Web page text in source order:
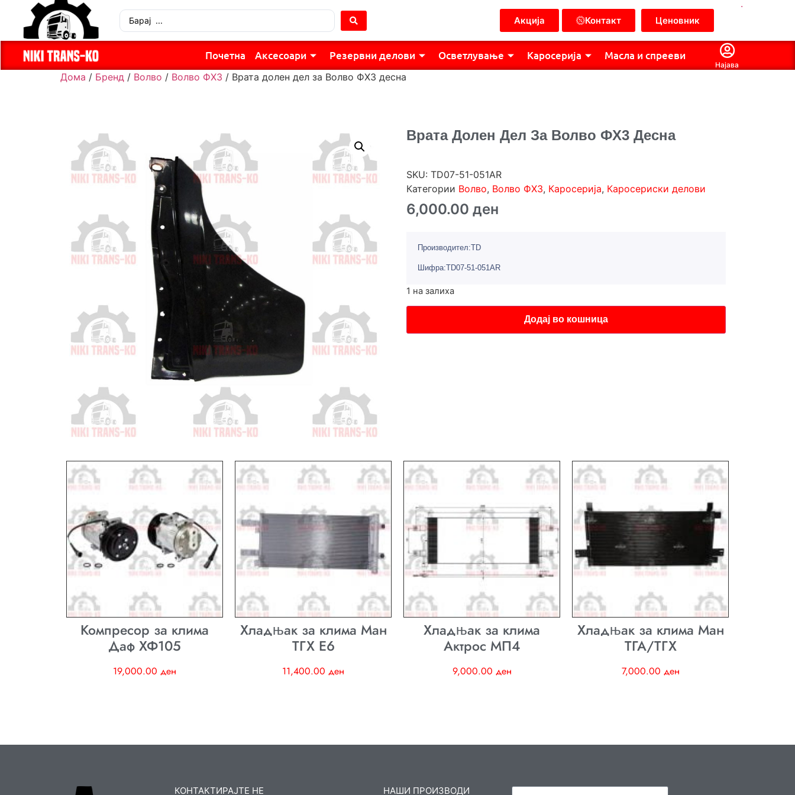
Акција Контакт Ценовник
.
Почетна Аксесоари Резервни делови Осветлување Каросерија Масла и спрееви
Најава
Дома / Бренд / Волво / Волво ФХ3 / Врата долен дел за Волво ФХ3 десна
Врата Долен Дел За Волво ФХ3 Десна
SKU: TD07-51-051AR
Категории Волво, Волво ФХ3, Каросерија, Каросериски делови
6,000.00 ден
Производител:TD
Шифра:TD07-51-051AR
1 на залиха
Додај во кошница
Компресор за клима
Даф ХФ105
19,000.00 ден
Хладњак за клима Ман
ТГХ E6
11,400.00 ден
Хладњак за клима
Актрос МП4
9,000.00 ден
Хладњак за клима Ман
ТГА/ТГХ
7,000.00 ден
КОНТАКТИРАЈТЕ НЕ НАШИ ПРОИЗВОДИ